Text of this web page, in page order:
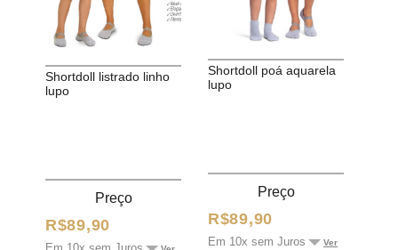
shortdoll listrado linho
lupo
Preço
R$89,90
shortdoll poá aquarela
lupo
Preço
R$89,90
Em 10x sem Juros Ver